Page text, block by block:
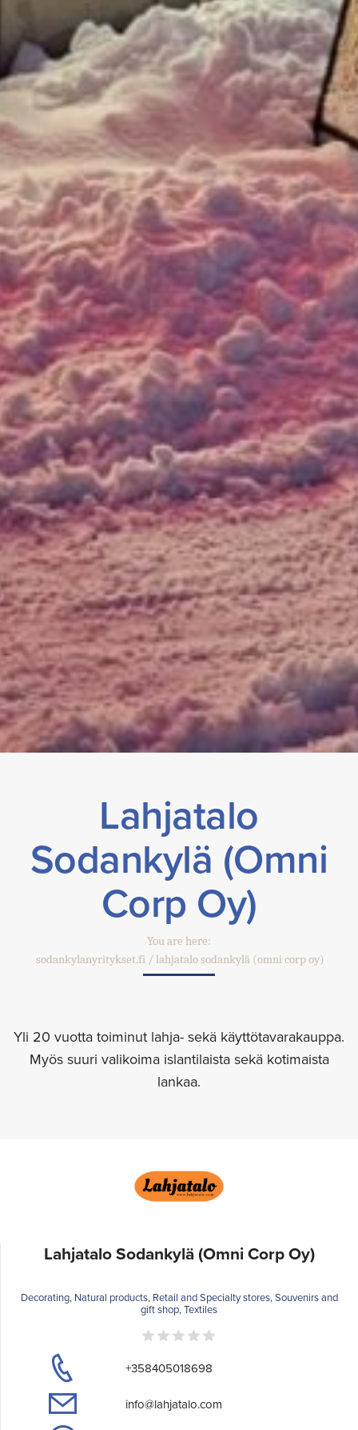
Lahjatalo
Sodankylä (Omni
Corp Oy)
You are here:
sodankylanyritykset.fi
lahjatalo sodankylä (omni corp oy)
Yli 20 vuotta toiminut lahja- sekä käyttötavarakauppa.
Myös suuri valikoima islantilaista sekä kotimaista
lankaa.
Lahjatalo Sodankylä (Omni Corp Oy)
Decorating, Natural products, Retail and Specialty stores, Souvenirs and
gift shop, Textiles
+358405018698
info@lahjatalo.com